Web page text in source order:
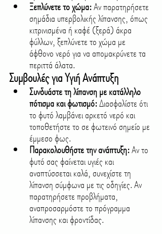
Ξεπλύνετε το χώμα: Αν παρατηρήσετε
σημάδια υπερβολικής λίπανσης, όπως
κιτρινισμένα ή καφέ (ξερά) άκρα
φύλλων, ξεπλύνετε το χώμα με
άφθονο νερό για να απομακρύνετε τα
περιττά άλατα.
Συμβουλές για Υγιή Ανάπτυξη
Συνδυάστε τη λίπανση με κατάλληλο
πότισμα και φωτισμό: Διασφαλίστε ότι
το φυτό λαμβάνει αρκετό νερό και
τοποθετήστε το σε φωτεινό σημείο με
έμμεσο φως.
Παρακολουθήστε την ανάπτυξη: Αν το
φυτό σας φαίνεται υγιές και
αναπτύσσεται καλά, συνεχίστε τη
λίπανση σύμφωνα με τις οδηγίες. Αν
παρατηρήσετε προβλήματα,
αναπροσαρμόστε το πρόγραμμα
λίπανσης και φροντίδας.